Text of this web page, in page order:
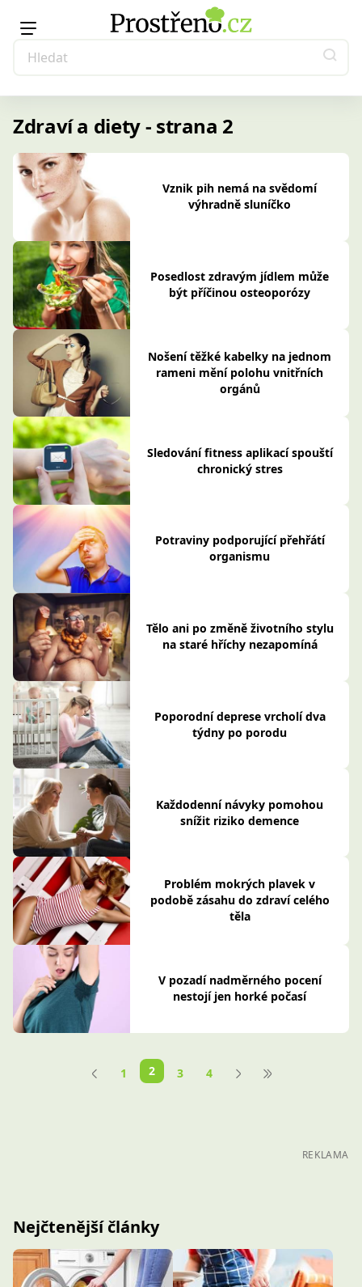
Zdraví a diety - strana 2
Vznik pih nemá na svědomí
výhradně sluníčko
Posedlost zdravým jídlem může
být příčinou osteoporózy
Nošení těžké kabelky na jednom
rameni mění polohu vnitřních
orgánů
Sledování fitness aplikací spouští
chronický stres
Potraviny podporující přehřátí
organismu
Tělo ani po změně životního stylu
na staré hříchy nezapomíná
Poporodní deprese vrcholí dva
týdny po porodu
Každodenní návyky pomohou
snížit riziko demence
Problém mokrých plavek v
podobě zásahu do zdraví celého
těla
V pozadí nadměrného pocení
nestojí jen horké počasí
1 2 3 4
REKLAMA
Nejčtenější články